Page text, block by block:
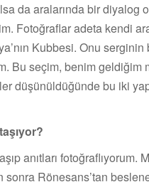
da aralarında bir diyalog
Fotoğraflar adeta kendi
Kubbesi. Onu serginin
Bu seçim, benim
düşünüldüğünde bu iki
anıtları fotoğraflıyorum.
Rönesans’tan